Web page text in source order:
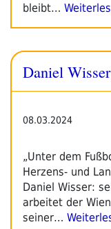
bleibt…
Daniel
08.03.2024
„Unter dem
Herzens- und
Daniel Wisser:
arbeitet der
seiner…